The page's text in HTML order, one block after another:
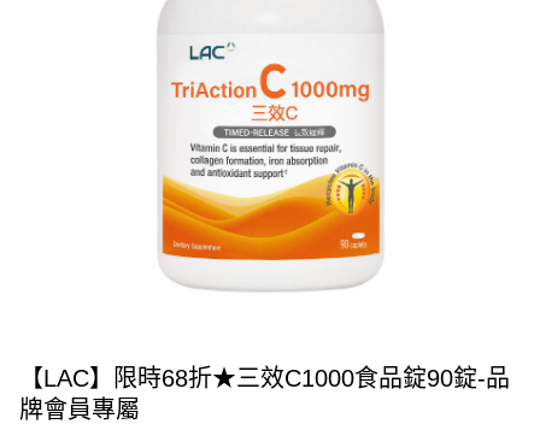
【LAC】限時68折★三效C1000食品錠90錠-品
牌會員專屬